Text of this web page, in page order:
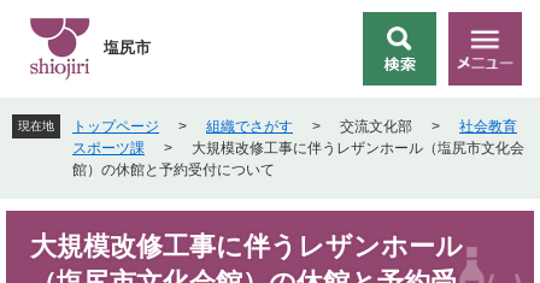
先
頭
。
を
飛
て
索
メ
ニ
ー
塩尻市
現在地 トップページ > 組織でさがす > 交流文化部 >
社会教育
スポーツ課
>
大規模改修工事に伴うレザンホール（塩尻市文化会
館）の休館と予約受付について
大規模改修工事に伴うレザンホール